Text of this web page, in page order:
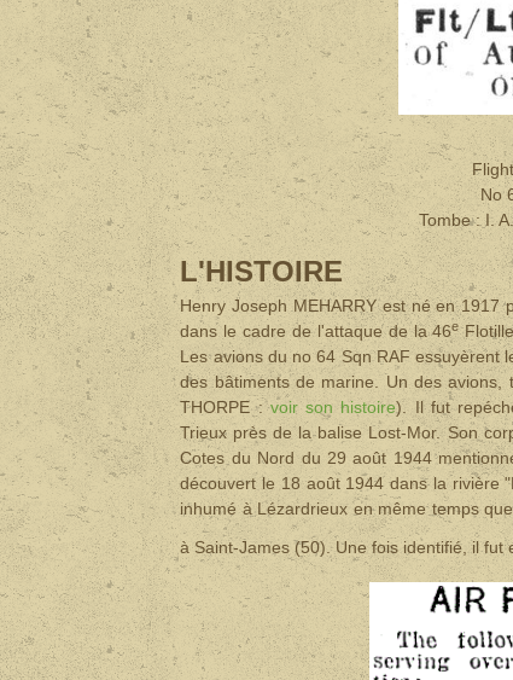
No
Tombe : I.
L'HISTOIRE
Henry Joseph MEHARRY est né en
dans le cadre de l'attaque de la 46e
Les avions du no 64 Sqn RAF essuyèrent
des bâtiments de marine. Un des avions,
THORPE :voir son histoire). Il fut
Trieux près de la balise Lost-Mor. Son
Cotes du Nord du 29 août 1944
découvert le 18 août 1944 dans la rivière
inhumé à Lézardrieux en même temps
à Saint-James (50). Une fois identifié, il